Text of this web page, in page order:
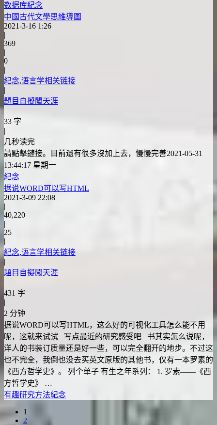
数据库紀念
中國古代文學思維導圖
2021-3-16 1:26
|
369
|
0
|
紀念,语言学相关链接
|
題目自擬闖天涯
33 字
|
几秒读完
請點擊鏈接。目前還有很多沒加上去，慢慢完善2021-05-31
13:44:17 星期一
紀念
据说WORD可以写HTML
2021-3-09 22:08
|
40,220
|
25
|
紀念,语言学相关链接
|
題目自擬闖天涯
431 字
|
2 分钟
据说WORD可以写HTML，这么好的可视化工具怎么能不用
呢，这就来试试 写点最近的研究感受吧 书其实怎么说呢，
洋人的书装订质量还是好一些，可以完全翻开的地步。不过这
也不完全，我倒也没去买英文原版的其他书，仅有一本罗素的
《西方哲学史》。 列个单子 有生之年系列： 1. 罗素——《西
方哲学史》 …
有趣研究方法紀念
1
2